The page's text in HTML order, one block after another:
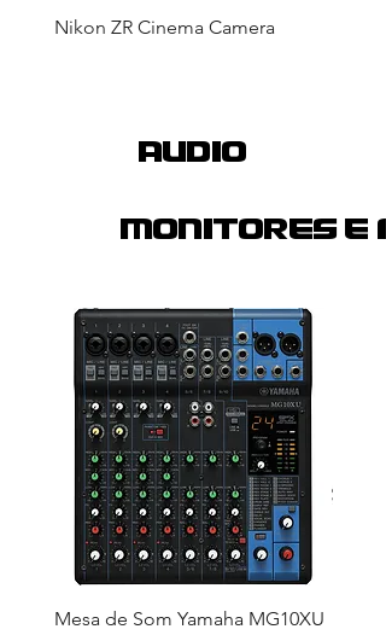
Nikon ZR Cinema Camera
AUDIO
MONITORES E
Mesa de Som Yamaha MG10XU